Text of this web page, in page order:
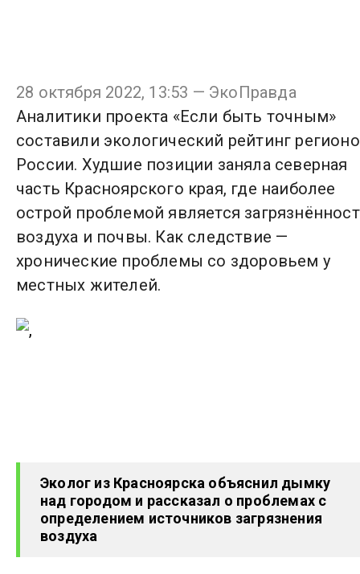
28 октября 2022, 13:53 — ЭкоПравда
Аналитики проекта «Если быть точным»
составили экологический рейтинг
России. Худшие позиции заняла северная
часть Красноярского края, где наиболее
острой проблемой является
воздуха и почвы. Как следствие —
хронические проблемы со здоровьем у
местных жителей.
Эколог из Красноярска объяснил дымку
над городом и рассказал о проблемах с
определением источников загрязнения
воздуха